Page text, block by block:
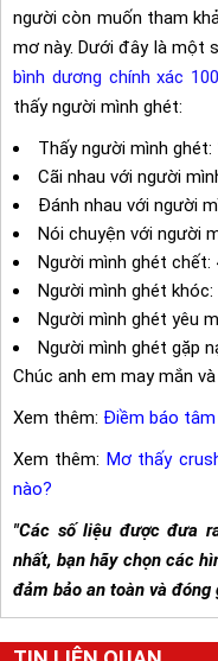
người còn muốn tham
mơ này. Dưới đây là một
bình dương chính xác 100
thấy người mình ghét:
Thấy người mình ghét:
Cãi nhau với người
Đánh nhau với người
Nói chuyện với người
Người mình ghét chết:
Người mình ghét khóc:
Người mình ghét yêu
Người mình ghét gặp
Chúc anh em may mắn
Xem thêm: Điềm báo
Xem thêm: Mơ thấy
nào?
"Các số liệu được đưa
nhất, bạn hãy chọn các
đảm bảo an toàn và đóng